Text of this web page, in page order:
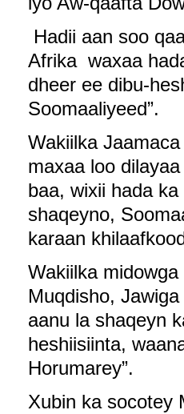
Hadii aan soo
Afrika waxaa
dheer ee dibu-
Soomaaliyeed”.
Wakiilka
maxaa loo
baa, wixii hada
shaqeyno,
karaan
Wakiilka
Muqdisho,
aanu la shaqeyn
heshiisiinta,
Horumarey”.
Xubin ka socotey